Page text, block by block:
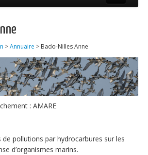
tou·te·s
>Annuaire > Bado-Nilles Anne
: AMARE
de pollutions par hydrocarbures sur les
d’organismes marins.